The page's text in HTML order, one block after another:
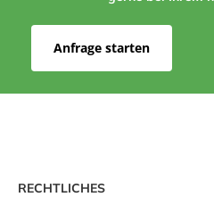
Anfrage starten
RECHTLICHES